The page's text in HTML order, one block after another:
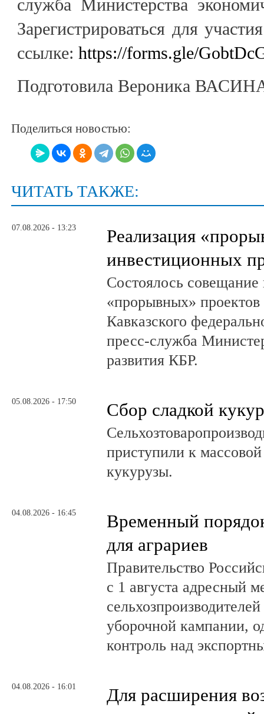
служба Министерства
Зарегистрироваться для
ссылке: https://forms.gle/
Подготовила Вероника
Поделиться новостью:
ЧИТАТЬ ТАКЖЕ:
07.08.2026 - 13:23
Реализация
инвестиционных
Состоялось
«прорывных» проектов
Кавказского
пресс-служба
развития КБР.
05.08.2026 - 17:50 Сбор сладкой
приступили к
кукурузы.
04.08.2026 - 16:45
Временный
для аграриев
Правительство
с 1 августа адресный
уборочной кампании,
контроль над
04.08.2026 - 16:01
Для расширения